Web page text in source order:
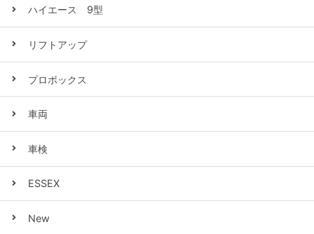
ハイエース 9型
リフトアップ
プロボックス
車両
車検
ESSEX
New